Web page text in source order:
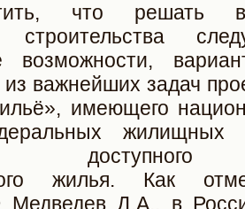
что решать
строительства
возможности,
важнейших задач
имеющего
жилищных
доступного
жилья. Как
Медведев Д.А., в